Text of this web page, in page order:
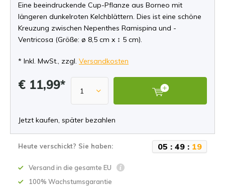
Eine beeindruckende Cup-Pflanze aus Borneo mit
längeren dunkelroten Kelchblättern. Dies ist eine schöne
Kreuzung zwischen Nepenthes Ramispina und -
Ventricosa (Größe: ø 8,5 cm x ↕ 5 cm).
* Inkl. MwSt., zzgl. Versandkosten
€ 11,99*
Jetzt kaufen, später bezahlen
Heute verschickt? Sie haben: 05 : 49: 18
Versand in die gesamte EU
100% Wachstumsgarantie